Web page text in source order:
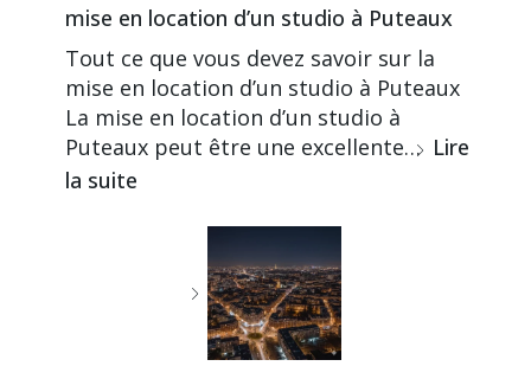
mise en location d’un studio à Puteaux
Tout ce que vous devez savoir sur la
mise en location d’un studio à Puteaux
La mise en location d’un studio à
Puteaux peut être une excellente… Lire
la suite